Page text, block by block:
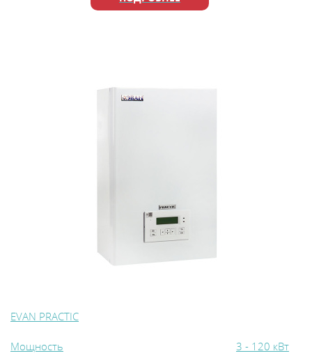
EVAN PRACTIC
Мощность
3 - 120 кВт